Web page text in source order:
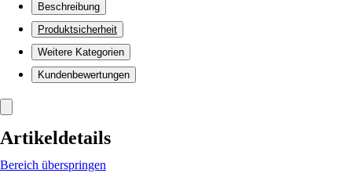
Beschreibung
Produktsicherheit
Weitere Kategorien
Kundenbewertungen
Artikeldetails
Bereich überspringen